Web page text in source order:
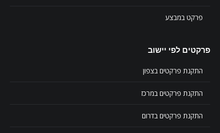
פרקט במבצע
פרקטים לפי יישוב
התקנת פרקטים בצפון
התקנת פרקטים במרכז
התקנת פרקטים בדרום